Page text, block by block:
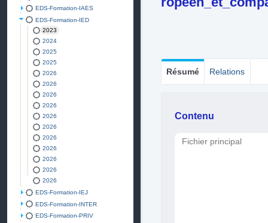
EDS-Formation-IAES
EDS-Formation-IED
2023
2024
2025
2025
2026
2026
2026
2026
2026
2026
2026
2026
2026
2026
2026
EDS-Formation-IEJ
EDS-Formation-INTER
EDS-Formation-PRIV
Résumé Relations
Contenu
Fichier principal